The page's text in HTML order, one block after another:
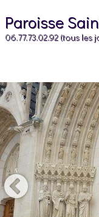
Paroisse
06.77.73.02.92 (tous les